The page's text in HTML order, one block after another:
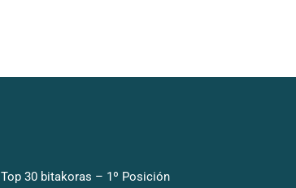
Top 30 bitakoras – 1º Posición